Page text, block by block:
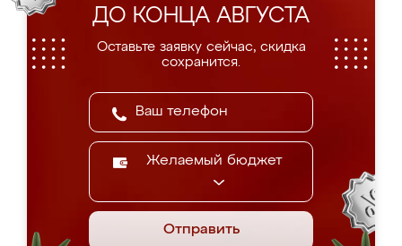
ДО КОНЦА АВГУСТА
Оставьте заявку сейчас, скидка
сохранится.
Желаемый бюджет
Отправить